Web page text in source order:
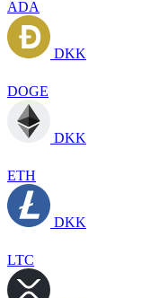
ADA
DKK
DOGE
DKK
ETH
DKK
LTC